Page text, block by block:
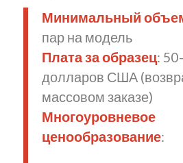
Минимальный
пар на модель
Плата за образец:
долларов США
массовом заказе)
Многоуровневое
ценообразование: